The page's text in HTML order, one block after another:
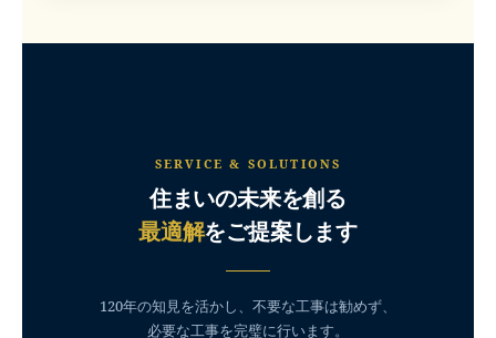
SERVICE & SOLUTIONS
住まいの未来を創る
最適解をご提案します
120年の知見を活かし、不要な工事は勧めず、
必要な工事を完璧に行います。